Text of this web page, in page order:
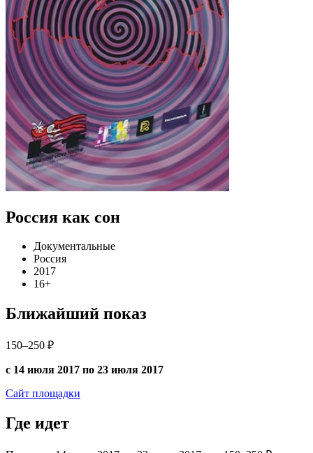
Россия как сон
Документальные
Россия
2017
16+
Ближайший показ
150–250 ₽
с 14 июля 2017 по 23 июля 2017
Сайт площадки
Где идет